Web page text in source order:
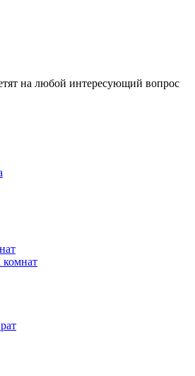
на любой интересующий вопрос
комнат